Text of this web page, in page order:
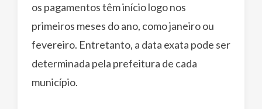
os pagamentos têm início logo nos
primeiros meses do ano, como janeiro ou
fevereiro. Entretanto, a data exata pode ser
determinada pela prefeitura de cada
município.